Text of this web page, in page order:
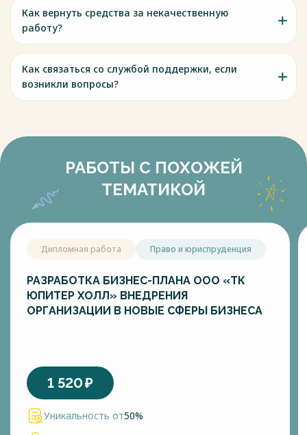
Как вернуть средства за некачественную
работу?
Как связаться со службой поддержки, если
возникли вопросы?
РАБОТЫ С ПОХОЖЕЙ
ТЕМАТИКОЙ
Дипломная работа Право и юриспруденция
РАЗРАБОТКА БИЗНЕС-ПЛАНА ООО «ТК
ЮПИТЕР ХОЛЛ» ВНЕДРЕНИЯ
ОРГАНИЗАЦИИ В НОВЫЕ СФЕРЫ БИЗНЕСА
1 520₽
Уникальность от50%